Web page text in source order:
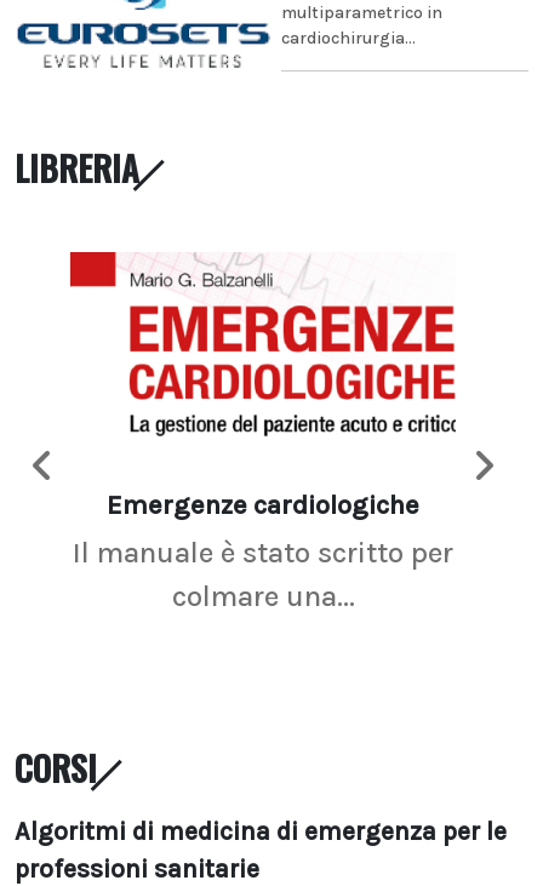
multiparametrico in
cardiochirurgia...
LIBRERIA
Emergenze cardiologiche
Il manuale è stato scritto per
colmare una...
CORSI
Algoritmi di medicina di emergenza per le
professioni sanitarie